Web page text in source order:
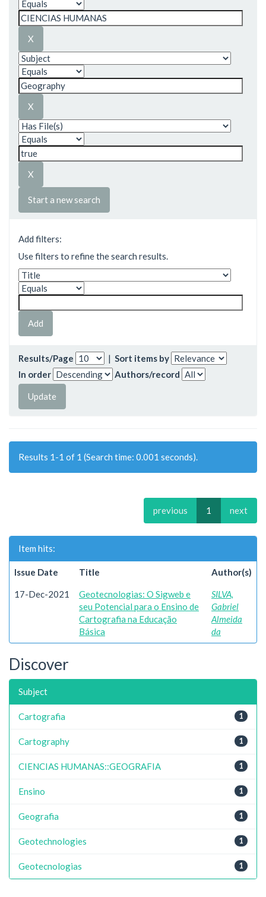
Start a new search
Add filters:
Use filters to refine the search results.
Results/Page | Sort items by
In order
Authors/record
Results 1-1 of 1 (Search time: 0.001 seconds).
previous 1 next
Item hits:
Issue Date Title Author(s)
17-Dec-2021
Geotecnologias: O Sigweb e
seu Potencial para o Ensino de
Cartografia na Educação
Básica
SILVA,
Gabriel
Almeida
da
Discover
Subject
1
Cartografia
1
Cartography
1
CIENCIAS HUMANAS::GEOGRAFIA
1
Ensino
1
Geografia
1
Geotechnologies
1
Geotecnologias